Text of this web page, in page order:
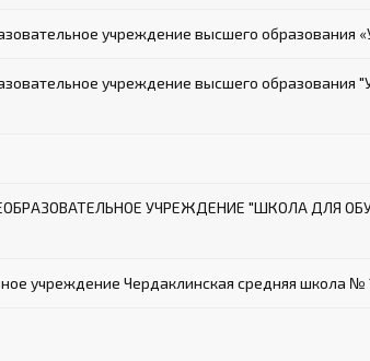
учреждение высшего образования
учреждение высшего
УЧРЕЖДЕНИЕ "ШКОЛА ДЛЯ
учреждение Чердаклинская средняя школа